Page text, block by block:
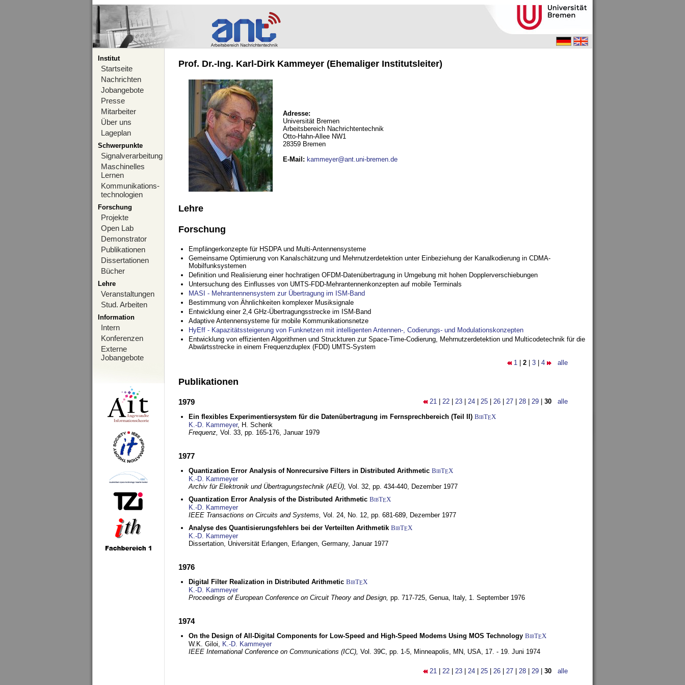
Institut
Startseite
Nachrichten
Jobangebote
Presse
Mitarbeiter
Über uns
Lageplan
Schwerpunkte
Signalverarbeitung
Maschinelles
Lernen
Kommunikations-
technologien
Forschung
Projekte
Open Lab
Demonstrator
Publikationen
Dissertationen
Bücher
Lehre
Veranstaltungen
Stud. Arbeiten
Information
Intern
Konferenzen
Externe
Jobangebote
Prof. Dr.-Ing. Karl-Dirk Kammeyer (Ehemaliger Institutsleiter)
Adresse:
Universität Bremen
Arbeitsbereich Nachrichtentechnik
Otto-Hahn-Allee NW1
28359 Bremen
E-Mail : kammeyer@ant.uni-bremen.de
Lehre
Forschung
Empfängerkonzepte für HSDPA und Multi-Antennensysteme
Gemeinsame Optimierung von Kanalschätzung und Mehrnutzerdetektion unter Einbeziehung der Kanalkodierung in CDMA-
Mobilfunksystemen
Definition und Realisierung einer hochratigen OFDM-Datenübertragung in Umgebung mit hohen Dopplerverschiebungen
Untersuchung des Einflusses von UMTS-FDD-Mehrantennenkonzepten auf mobile Terminals
MASI - Mehrantennensystem zur Übertragung im ISM-Band
Bestimmung von Ähnlichkeiten komplexer Musiksignale
Entwicklung einer 2,4 GHz-Übertragungsstrecke im ISM-Band
Adaptive Antennensysteme für mobile Kommunikationsnetze
HyEff - Kapazitätssteigerung von Funknetzen mit intelligenten Antennen-, Codierungs- und Modulationskonzepten
Entwicklung von effizienten Algorithmen und Struckturen zur Space-Time-Codierung, Mehrnutzerdetektion und Multicodetechnik für die
Abwärtsstrecke in einem Frequenzduplex (FDD) UMTS-System
1 2 3 4 alle
Publikationen
21 22 23 24 25 26 27 28 29 30 alle
1979
Ein flexibles Experimentiersystem für die Datenübertragung im Fernsprechbereich (Teil II) BibTEX
K.-D. Kammeyer, H. Schenk
Frequenz, Vol. 33, pp. 165-176, Januar 1979
1977
Quantization Error Analysis of Nonrecursive Filters in Distributed Arithmetic BibTEX
K.-D. Kammeyer
Archiv für Elektronik und Übertragungstechnik (AEÜ), Vol. 32, pp. 434-440, Dezember 1977
Quantization Error Analysis of the Distributed Arithmetic BibTEX
K.-D. Kammeyer
IEEE Transactions on Circuits and Systems, Vol. 24, No. 12, pp. 681-689, Dezember 1977
Analyse des Quantisierungsfehlers bei der Verteilten Arithmetik BibTEX
K.-D. Kammeyer
Dissertation, Universität Erlangen, Erlangen, Germany, Januar 1977
1976
Digital Filter Realization in Distributed Arithmetic BibTEX
K.-D. Kammeyer
Proceedings of European Conference on Circuit Theory and Design, pp. 717-725, Genua, Italy, 1. September 1976
1974
On the Design of All-Digital Components for Low-Speed and High-Speed Modems Using MOS Technology BibTEX
W.K. Giloi, K.-D. Kammeyer
IEEE International Conference on Communications (ICC), Vol. 39C, pp. 1-5, Minneapolis, MN, USA, 17. - 19. Juni 1974
21 22 23 24 25 26 27 28 29 30 alle